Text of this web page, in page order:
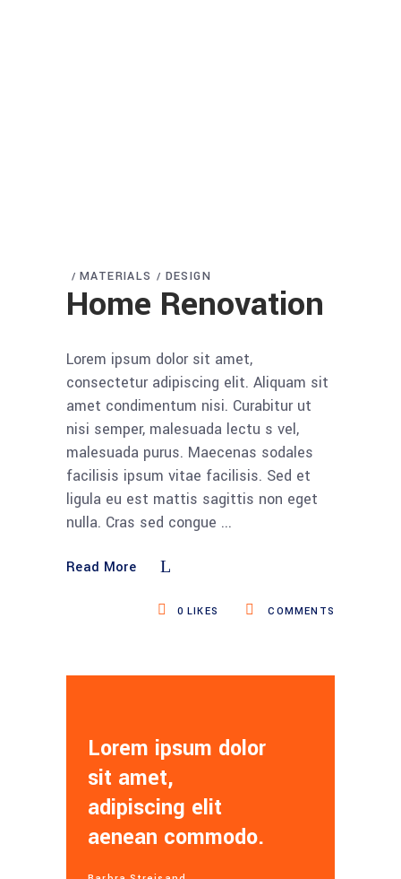
MATERIALS DESIGN
Home Renovation
Lorem ipsum dolor sit amet,
consectetur adipiscing elit. Aliquam sit
amet condimentum nisi. Curabitur ut
nisi semper, malesuada lectu s vel,
malesuada purus. Maecenas sodales
facilisis ipsum vitae facilisis. Sed et
ligula eu est mattis sagittis non eget
nulla. Cras sed congue
Read More
COMMENTS
0 LIKES
Lorem ipsum dolor
sit amet,
adipiscing elit
aenean commodo.